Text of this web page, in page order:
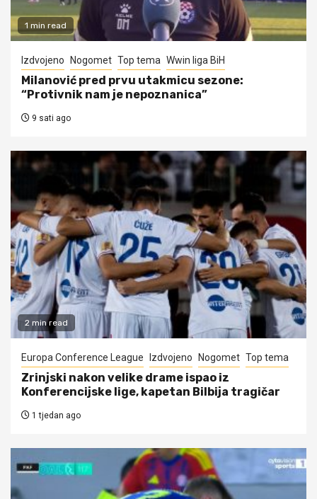
1 min read
Izdvojeno Nogomet Top tema Wwin liga BiH
Milanović pred prvu utakmicu sezone:
“Protivnik nam je nepoznanica”
9 sati ago
2 min read
Europa Conference League Izdvojeno Nogomet Top tema
Zrinjski nakon velike drame ispao iz
Konferencijske lige, kapetan Bilbija tragičar
1 tjedan ago